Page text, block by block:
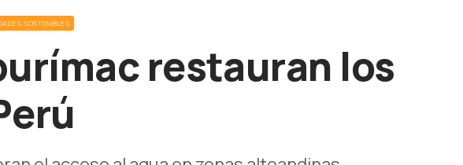
SOSTENIBLES
restauran los